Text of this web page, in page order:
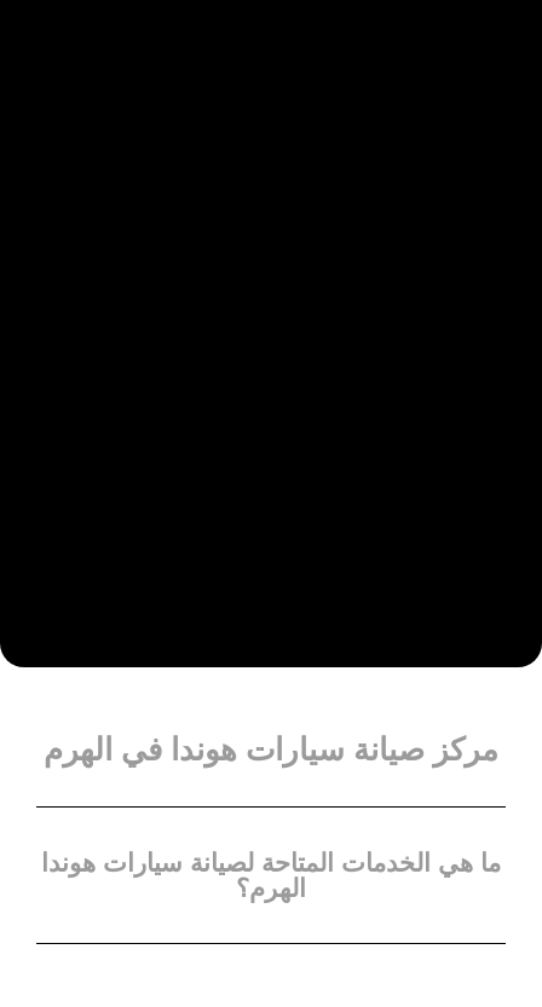
مركز صيانة سيارات هوندا في الهرم
ما هي الخدمات المتاحة لصيانة سيارات هوندا
الهرم؟